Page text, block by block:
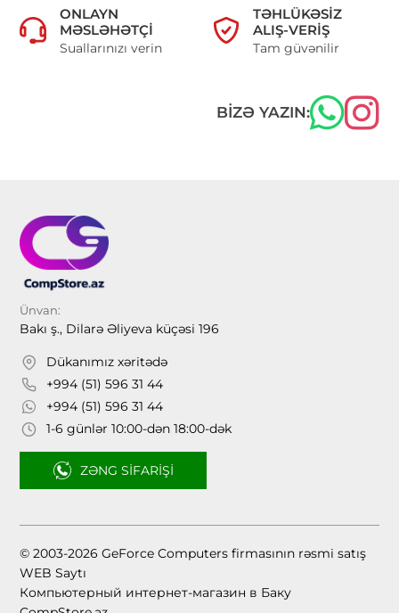
ONLAYN
MƏSLƏHƏTÇI
Suallarınızı verin
TƏHLÜKƏSIZ
ALIŞ-VERIŞ
Tam güvənilir
BIZƏ YAZIN:
Ünvan:
Bakı ş., Dilarə Əliyeva küçəsi 196
Dükanımız xəritədə
+994 (51) 596 31 44
+994 (51) 596 31 44
1-6 günlər 10:00-dən 18:00-dək
ZƏNG SIFARIŞI
© 2003-2026 GeForce Computers firmasının rəsmi satış
WEB Saytı
Компьютерный интернет-магазин в Баку